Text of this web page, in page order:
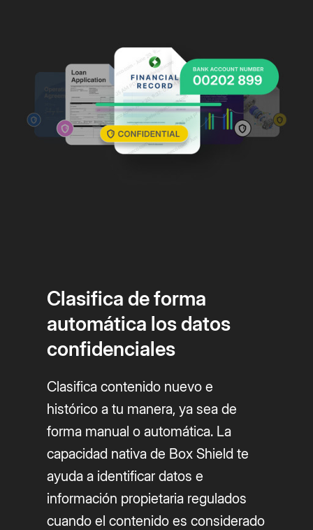
Clasifica de forma
automática los datos
confidenciales
Clasifica contenido nuevo e
histórico a tu manera, ya sea de
forma manual o automática. La
capacidad nativa de Box Shield te
ayuda a identificar datos e
información propietaria regulados
cuando el contenido es considerado